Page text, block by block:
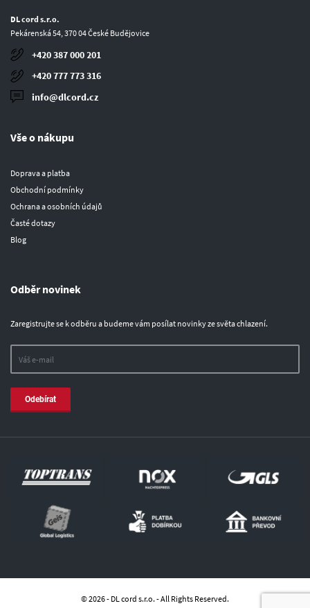
DL cord s.r.o.
Pekárenská 54, 370 04 České Budějovice
+420 387 000 201
+420 777 773 316
info@dlcord.cz
Vše o nákupu
Doprava a platba
Obchodní podmínky
Ochrana a osobních údajů
Časté dotazy
Blog
Odběr novinek
Zaregistrujte se k odběru a budeme vám posílat novinky ze světa chlazení.
Odebírat
© 2026 - DL cord s.r.o. - All Rights Reserved.